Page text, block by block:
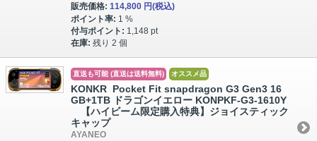
販売価格: 114,800 円(税込)
ポイント率: 1 %
付与ポイント: 1,148 pt
在庫: 残り 2 個
直送も可能 (直送は送料無料) オススメ品
KONKR Pocket Fit snapdragon G3 Gen3 16
GB+1TB ドラゴンイエロー KONPKF-G3-1610Y
【ハイビーム限定購入特典】ジョイスティック
キャップ
AYANEO